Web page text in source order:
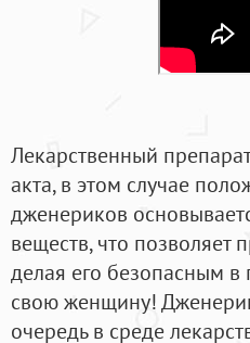
Лекарственный
акта, в этом случае
дженериков
веществ, что позволяет
делая его безопасным
свою женщину!
очередь в среде